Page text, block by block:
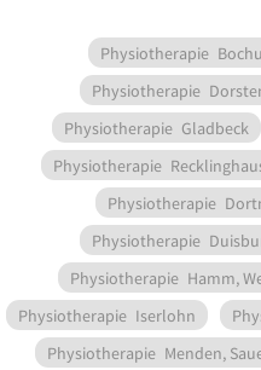
Physiotherapie
Physiotherapie
Physiotherapie Gladbeck
Physiotherapie
Physiotherapie
Physiotherapie
Physiotherapie Hamm,
Physiotherapie Iserlohn
Physiotherapie Menden,